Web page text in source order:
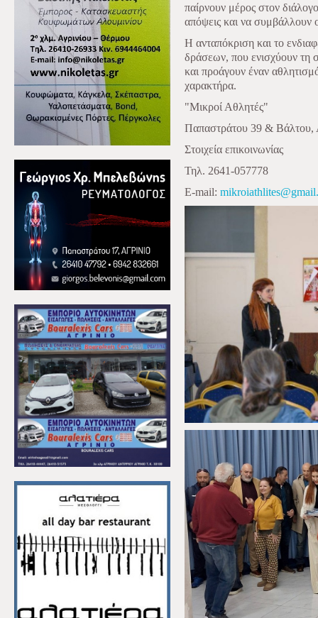
παίρνουν μέρος στον
απόψεις και να συμβάλλουν
Η ανταπόκριση και το
δράσεων, που ενισχύουν τη
και προάγουν έναν
χαρακτήρα.
"Μικροί Αθλητές"
Παπαστράτου 39 & Βάλτου,
Στοιχεία επικοινωνίας
Τηλ. 2641-057778
E-mail: